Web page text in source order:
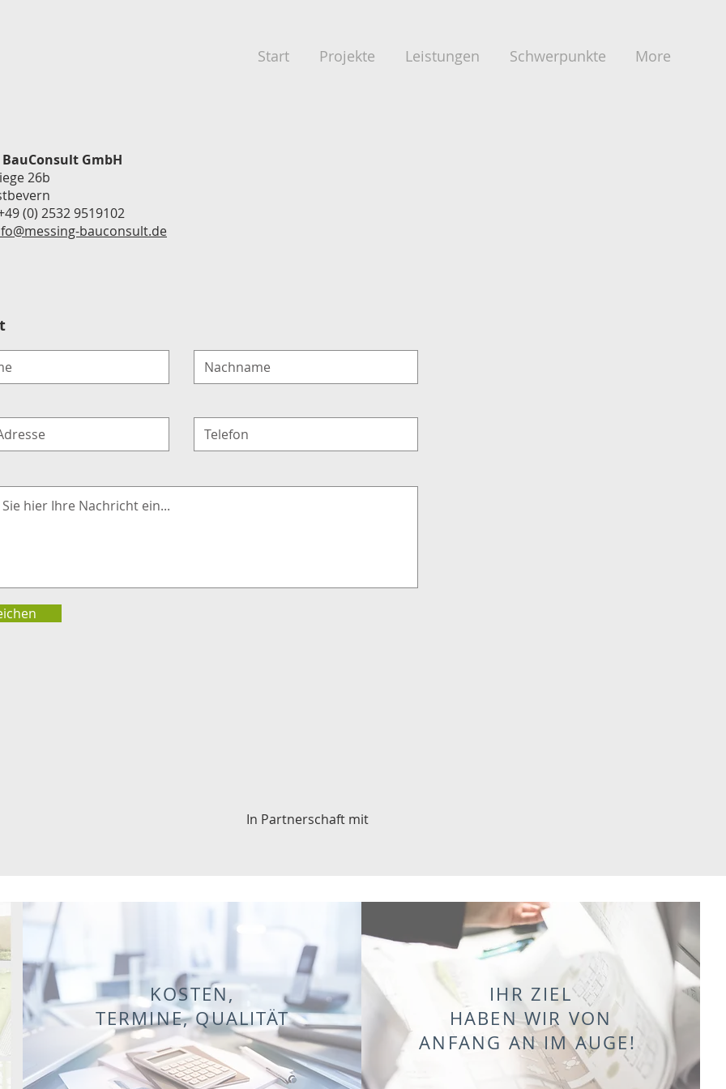
Start Projekte Leistungen Schwerpunkte More
GmbH
26b
(0) 2532 9519102
bauconsult.de
In Partnerschaft mit
KOSTEN,
TERMINE, QUALITÄT
IHR ZIEL
HABEN WIR VON
ANFANG AN IM AUGE!